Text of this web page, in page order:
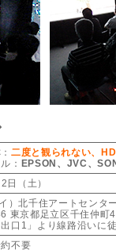
二度と観られない、
： EPSON、JVC、
日（土）
）北千住アートセンタ
東京都足立区千住仲町
口1」より線路沿いに
不要